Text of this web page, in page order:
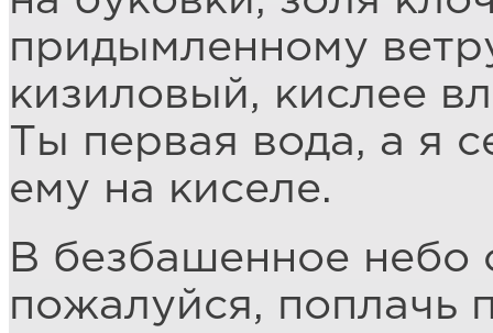
придымленному
кизиловый, кислее
Ты первая вода, а я
ему на киселе.
В безбашенное небо
пожалуйся, поплачь